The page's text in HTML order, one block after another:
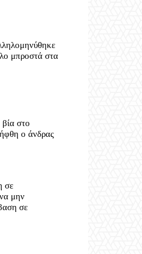
μπροστά στα
στο
ο άνδρας
σε
μην
σε